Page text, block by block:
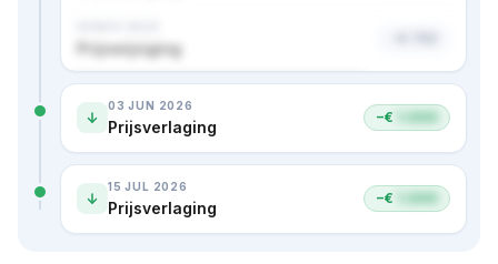
Prijswijziging
Nog 1 prijs verborgen · bekijk in premium
03 JUN 2026
Prijsverlaging −€
15 JUL 2026
Prijsverlaging −€